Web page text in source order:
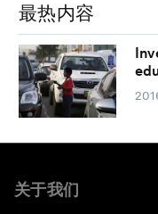
最热内容
关于我们